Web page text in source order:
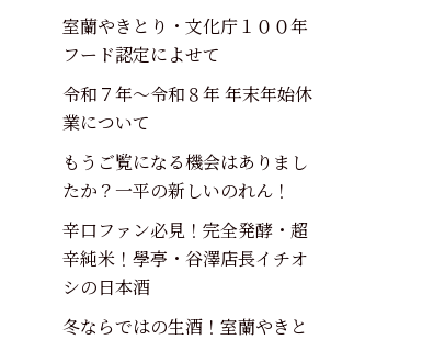
室蘭やきとり・文化庁１００年
フード認定によせて
令和７年～令和８年 年末年始休
業について
もうご覧になる機会はありまし
たか？一平の新しいのれん！
辛口ファン必見！完全発酵・超
辛純米！學亭・谷澤店長イチオ
シの日本酒
冬ならではの生酒！室蘭やきと